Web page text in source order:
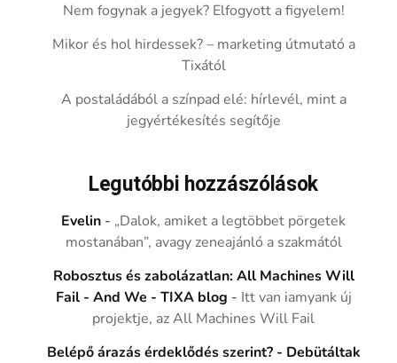
Nem fogynak a jegyek? Elfogyott a figyelem!
Mikor és hol hirdessek? – marketing útmutató a
Tixától
A postaládából a színpad elé: hírlevél, mint a
jegyértékesítés segítője
Legutóbbi hozzászólások
Evelin - „Dalok, amiket a legtöbbet pörgetek
mostanában”, avagy zeneajánló a szakmától
Robosztus és zabolázatlan: All Machines Will
Fail - And We - TIXA blog - Itt van iamyank új
projektje, az All Machines Will Fail
Belépő árazás érdeklődés szerint? - Debütáltak